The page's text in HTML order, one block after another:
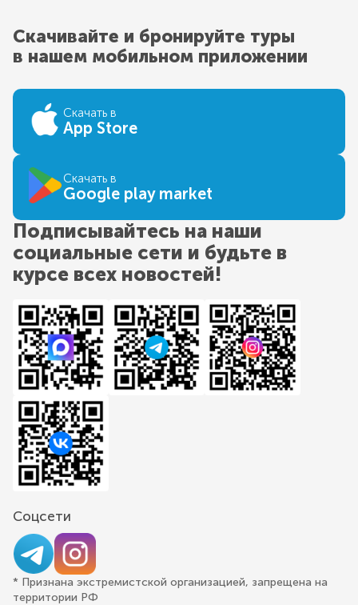
Скачивайте и бронируйте туры
в нашем мобильном приложении
Скачать в
App Store
Скачать в
Google play market
Подписывайтесь на наши
социальные сети и будьте в
курсе всех новостей!
Соцсети
* Признана экстремистской организацией, запрещена на
территории РФ